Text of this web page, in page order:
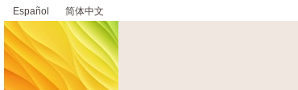
Español 简体中文